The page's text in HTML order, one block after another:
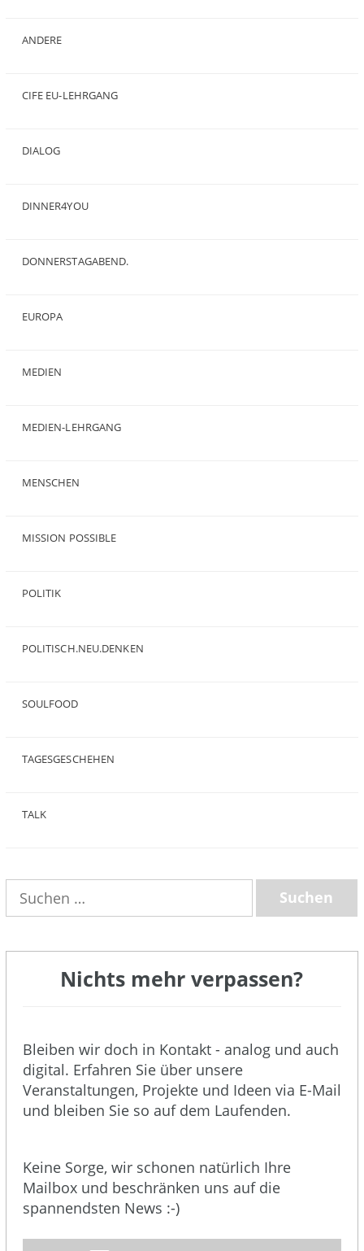
ANDERE
CIFE EU-LEHRGANG
DIALOG
DINNER4YOU
DONNERSTAGABEND.
EUROPA
MEDIEN
MEDIEN-LEHRGANG
MENSCHEN
MISSION POSSIBLE
POLITIK
POLITISCH.NEU.DENKEN
SOULFOOD
TAGESGESCHEHEN
TALK
nach:
Nichts mehr verpassen?
Bleiben wir doch in Kontakt - analog und auch
digital. Erfahren Sie über unsere
Veranstaltungen, Projekte und Ideen via E-Mail
und bleiben Sie so auf dem Laufenden.
Keine Sorge, wir schonen natürlich Ihre
Mailbox und beschränken uns auf die
spannendsten News :-)